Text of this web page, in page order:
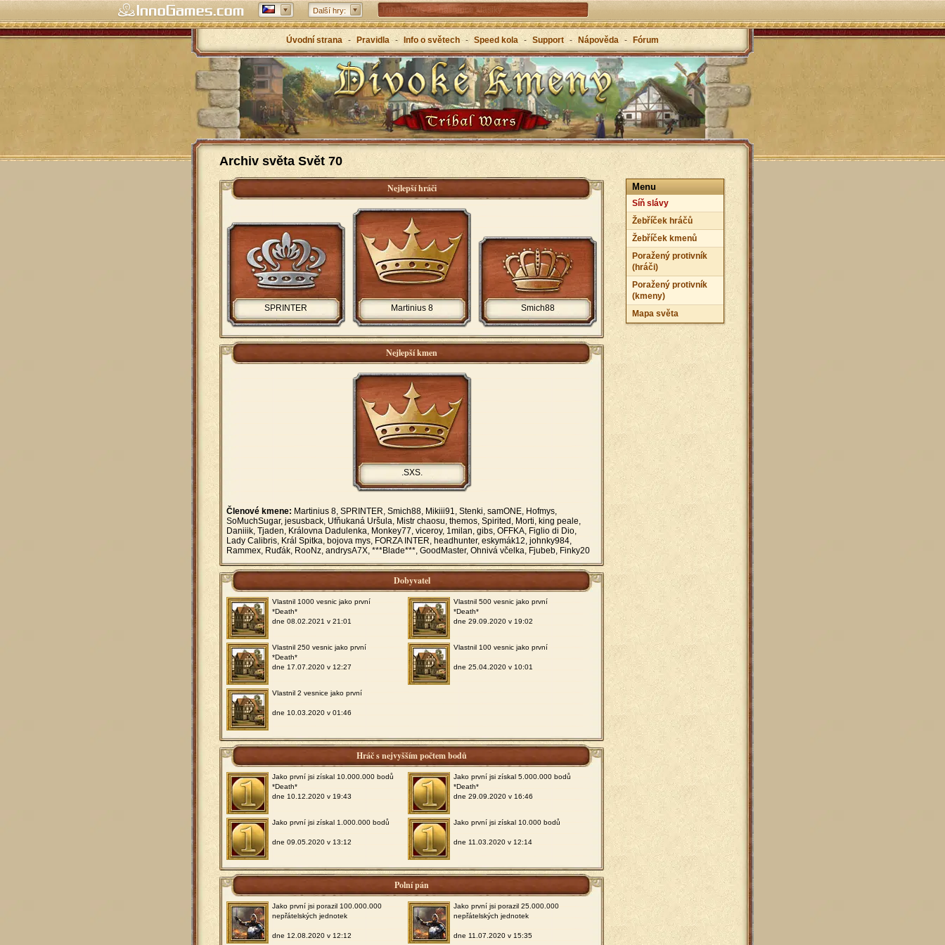
Další hry: Tribal Wars 2 - nástupce klasiky
Forge of Empires – strategicky napříč věky
Grepolis – vybuduj svou říši v antickém Řecku
Úvodní strana - Pravidla - Info o světech - Speed kola - Support - Nápověda - Fórum
Archiv světa Svět 70
Menu
Síň slávy
Žebříček hráčů
Žebříček kmenů
Poražený protivník
(hráči)
Poražený protivník
(kmeny)
Mapa světa
Nejlepší hráči
Martinius 8
SPRINTER Smich88
Nejlepší kmen
.SXS.
Členové kmene: Martinius 8, SPRINTER, Smich88, Mikiii91, Stenki, samONE, Hofmys,
SoMuchSugar, jesusback, Ufňukaná Uršula, Mistr chaosu, themos, Spirited, Morti, king peale,
Daniiik, Tjaden, Královna Dadulenka, Monkey77, viceroy, 1milan, gibs, OFFKA, Figlio di Dio,
Lady Calibris, Král Spitka, bojova mys, FORZA INTER, headhunter, eskymák12, johnky984,
Rammex, Ruďák, RooNz, andrysA7X, ***Blade***, GoodMaster, Ohnivá včelka, Fjubeb, Finky20
Dobyvatel
Vlastnil 1000 vesnic jako první
*Death*
dne 08.02.2021 v 21:01
Vlastnil 500 vesnic jako první
*Death*
dne 29.09.2020 v 19:02
Vlastnil 250 vesnic jako první
*Death*
dne 17.07.2020 v 12:27
Vlastnil 100 vesnic jako první
dne 25.04.2020 v 10:01
Vlastnil 2 vesnice jako první
dne 10.03.2020 v 01:46
Hráč s nejvyšším počtem bodů
Jako první jsi získal 10.000.000 bodů
*Death*
dne 10.12.2020 v 19:43
Jako první jsi získal 5.000.000 bodů
*Death*
dne 29.09.2020 v 16:46
Jako první jsi získal 1.000.000 bodů
dne 09.05.2020 v 13:12
Jako první jsi získal 10.000 bodů
dne 11.03.2020 v 12:14
Polní pán
Jako první jsi porazil 100.000.000
nepřátelských jednotek
dne 12.08.2020 v 12:12
Jako první jsi porazil 25.000.000
nepřátelských jednotek
dne 11.07.2020 v 15:35